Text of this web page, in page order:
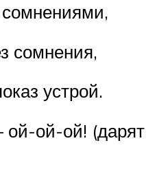
сомнения,
устрой.
ой-ой-ой! (дарят